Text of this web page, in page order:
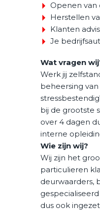
Openen van
Herstellen
Klanten
Je
Wat vragen
Werk jij
beheersing
bij de grootste
over 4 dagen
interne
Wie zijn wij?
Wij zijn het
particulieren
deurwaarders,
dus ook